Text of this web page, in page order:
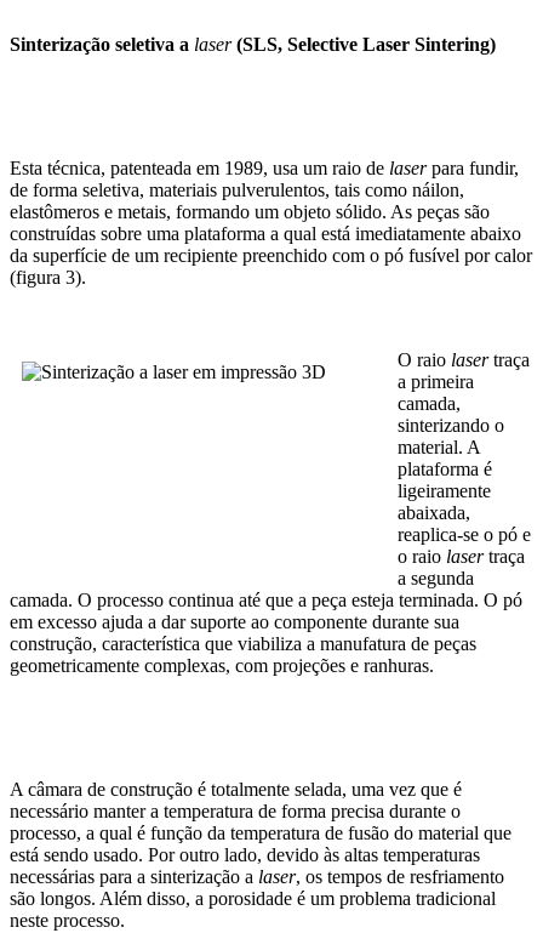
Sinterização seletiva a laser(SLS, Selective Laser Sintering)
Esta técnica, patenteada em 1989, usa um raio de laserpara fundir,
de forma seletiva, materiais pulverulentos, tais como náilon,
elastômeros e metais, formando um objeto sólido. As peças são
construídas sobre uma plataforma a qual está imediatamente abaixo
da superfície de um recipiente preenchido com o pó fusível por calor
(figura 3).
O raio lasertraça
a primeira
camada,
sinterizando o
material. A
plataforma é
ligeiramente
abaixada,
reaplica-se o pó e
o raio lasertraça
a segunda
camada. O processo continua até que a peça esteja terminada. O pó
em excesso ajuda a dar suporte ao componente durante sua
construção, característica que viabiliza a manufatura de peças
geometricamente complexas, com projeções e ranhuras.
A câmara de construção é totalmente selada, uma vez que é
necessário manter a temperatura de forma precisa durante o
processo, a qual é função da temperatura de fusão do material que
está sendo usado. Por outro lado, devido às altas temperaturas
necessárias para a sinterização a laser, os tempos de resfriamento
são longos. Além disso, a porosidade é um problema tradicional
neste processo.